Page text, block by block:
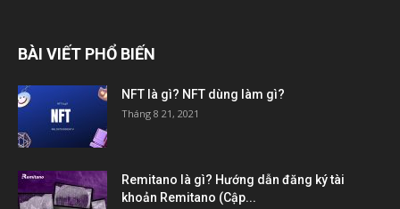
BÀI VIẾT PHỔ BIẾN
NFT là gì? NFT dùng làm gì?
Tháng 8 21, 2021
Remitano là gì? Hướng dẫn đăng ký tài
khoản Remitano (Cập...